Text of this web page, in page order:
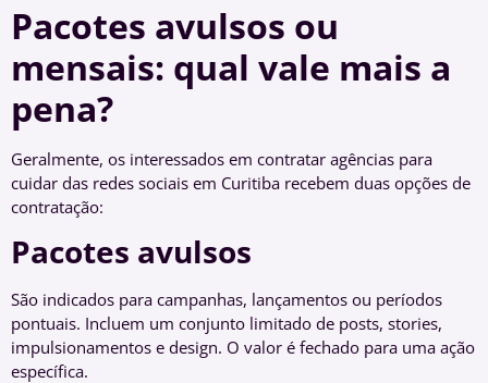
Pacotes avulsos ou
mensais: qual vale mais a
pena?
Geralmente, os interessados em contratar agências para
cuidar das redes sociais em Curitiba recebem duas opções de
contratação:
Pacotes avulsos
São indicados para campanhas, lançamentos ou períodos
pontuais. Incluem um conjunto limitado de posts, stories,
impulsionamentos e design. O valor é fechado para uma ação
específica.